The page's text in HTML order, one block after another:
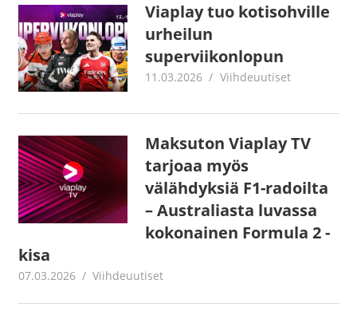
Viaplay tuo kotisohville
urheilun
superviikonlopun
11.03.2026 Juha Kaunisto
Viihdeuutiset
Maksuton Viaplay TV
tarjoaa myös
välähdyksiä F1-radoilta
– Australiasta luvassa
kokonainen Formula 2 -
kisa
07.03.2026 Juha Kaunisto
Viihdeuutiset